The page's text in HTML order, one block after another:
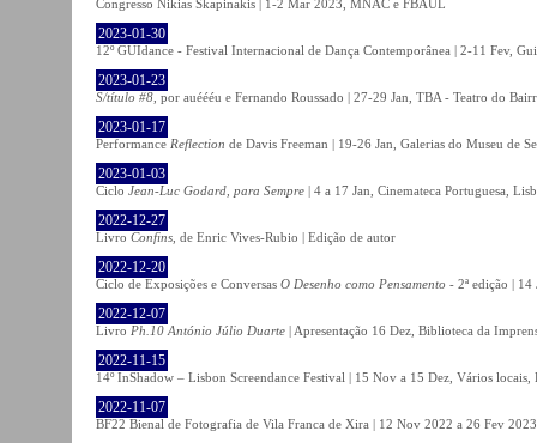
Congresso Nikias Skapinakis | 1-2 Mar 2023, MNAC e FBAUL
2023-01-30
12º GUIdance - Festival Internacional de Dança Contemporânea | 2-11 Fev,
2023-01-23
S/título #8 , por auéééu e Fernando Roussado | 27-29 Jan, TBA - Teatro do
2023-01-17
Performance Reflection de Davis Freeman | 19-26 Jan, Galerias do Museu de
2023-01-03
Ciclo Jean-Luc Godard, para Sempre | 4 a 17 Jan, Cinemateca Portuguesa,
2022-12-27
Livro Confins , de Enric Vives-Rubio | Edição de autor
2022-12-20
Ciclo de Exposições e Conversas O Desenho como Pensamento - 2ª edição |
2022-12-07
Livro Ph.10 António Júlio Duarte | Apresentação 16 Dez, Biblioteca da
2022-11-15
14º InShadow – Lisbon Screendance Festival | 15 Nov a 15 Dez, Vários locais,
2022-11-07
BF22 Bienal de Fotografia de Vila Franca de Xira | 12 Nov 2022 a 26 Fev